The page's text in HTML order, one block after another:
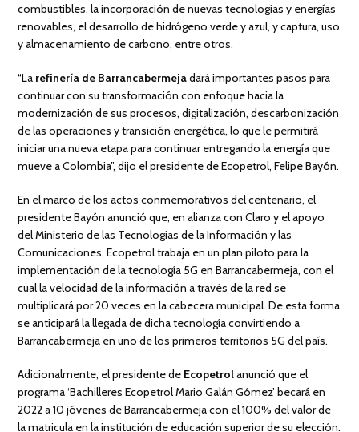
combustibles, la incorporación de nuevas tecnologías y energías
renovables, el desarrollo de hidrógeno verde y azul, y captura, uso
y almacenamiento de carbono, entre otros.
“La refinería de Barrancabermejadará importantes pasos para
continuar con su transformación con enfoque hacia la
modernización de sus procesos, digitalización, descarbonización
de las operaciones y transición energética, lo que le permitirá
iniciar una nueva etapa para continuar entregando la energía que
mueve a Colombia”, dijo el presidente de Ecopetrol, Felipe Bayón.
En el marco de los actos conmemorativos del centenario, el
presidente Bayón anunció que, en alianza con Claro y el apoyo
del Ministerio de las Tecnologías de la Información y las
Comunicaciones, Ecopetrol trabaja en un plan piloto para la
implementación de la tecnología 5G en Barrancabermeja, con el
cual la velocidad de la información a través de la red se
multiplicará por 20 veces en la cabecera municipal. De esta forma
se anticipará la llegada de dicha tecnología convirtiendo a
Barrancabermeja en uno de los primeros territorios 5G del país.
Adicionalmente, el presidente de Ecopetrolanunció que el
programa ‘Bachilleres Ecopetrol Mario Galán Gómez’ becará en
2022 a 10 jóvenes de Barrancabermeja con el 100% del valor de
la matricula en la institución de educación superior de su elección.